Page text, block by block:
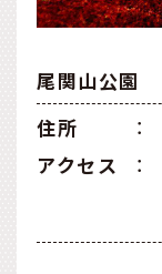
尾関山公園
住所
：
アクセス
：